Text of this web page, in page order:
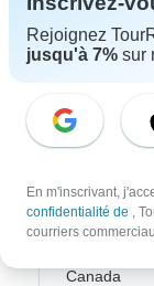
Italie
Portugal
Écosse
Espagne
Turquie
Canada
Rejoignez
jusqu'à 7% sur
En m'inscrivant,
confidentialité de ,
courriers